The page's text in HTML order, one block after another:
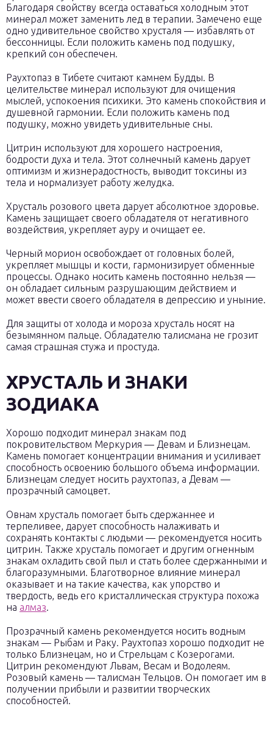
Благодаря свойству всегда оставаться холодным этот
минерал может заменить лед в терапии. Замечено еще
одно удивительное свойство хрусталя — избавлять от
бессонницы. Если положить камень под подушку,
крепкий сон обеспечен.
Раухтопаз в Тибете считают камнем Будды. В
целительстве минерал используют для очищения
мыслей, успокоения психики. Это камень спокойствия и
душевной гармонии. Если положить камень под
подушку, можно увидеть удивительные сны.
Цитрин используют для хорошего настроения,
бодрости духа и тела. Этот солнечный камень дарует
оптимизм и жизнерадостность, выводит токсины из
тела и нормализует работу желудка.
Хрусталь розового цвета дарует абсолютное здоровье.
Камень защищает своего обладателя от негативного
воздействия, укрепляет ауру и очищает ее.
Черный морион освобождает от головных болей,
укрепляет мышцы и кости, гармонизирует обменные
процессы. Однако носить камень постоянно нельзя —
он обладает сильным разрушающим действием и
может ввести своего обладателя в депрессию и уныние.
Для защиты от холода и мороза хрусталь носят на
безымянном пальце. Обладателю талисмана не грозит
самая страшная стужа и простуда.
ХРУСТАЛЬ И ЗНАКИ
ЗОДИАКА
Хорошо подходит минерал знакам под
покровительством Меркурия — Девам и Близнецам.
Камень помогает концентрации внимания и усиливает
способность освоению большого объема информации.
Близнецам следует носить раухтопаз, а Девам —
прозрачный самоцвет.
Овнам хрусталь помогает быть сдержаннее и
терпеливее, дарует способность налаживать и
сохранять контакты с людьми — рекомендуется носить
цитрин. Также хрусталь помогает и другим огненным
знакам охладить свой пыл и стать более сдержанными и
благоразумными. Благотворное влияние минерал
оказывает и на такие качества, как упорство и
твердость, ведь его кристаллическая структура похожа
на алмаз.
Прозрачный камень рекомендуется носить водным
знакам — Рыбам и Раку. Раухтопаз хорошо подходит не
только Близнецам, но и Стрельцам с Козерогами.
Цитрин рекомендуют Львам, Весам и Водолеям.
Розовый камень — талисман Тельцов. Он помогает им в
получении прибыли и развитии творческих
способностей.